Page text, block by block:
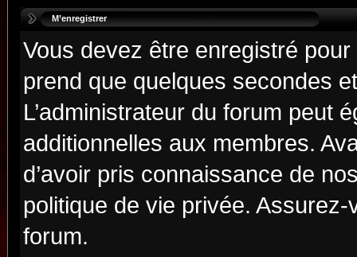
M’enregistrer
Vous devez être enregistré
prend que quelques secondes
L’administrateur du forum peut
additionnelles aux membres.
d’avoir pris connaissance de
politique de vie privée.
forum.